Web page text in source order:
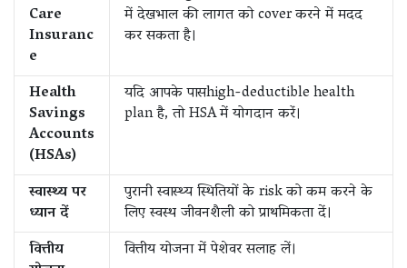
Care
Insuranc
e
में देखभाल की लागत को cover करने में मदद
कर सकता है।
Health
Savings
Accounts
(HSAs)
यदि आपके पासhigh-deductible health
plan है, तो HSA में योगदान करें।
स्वास्थ्य पर
ध्यान दें
पुरानी स्वास्थ्य स्थितियों के risk को कम करने के
लिए स्वस्थ जीवनशैली को प्राथमिकता दें।
वित्तीय
वित्तीय योजना में पेशेवर सलाह लें।